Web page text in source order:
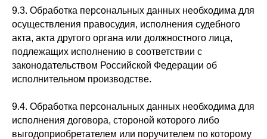
9.3. Обработка персональных данных необходима для
осуществления правосудия, исполнения судебного
акта, акта другого органа или должностного лица,
подлежащих исполнению в соответствии с
законодательством Российской Федерации об
исполнительном производстве.
9.4. Обработка персональных данных необходима для
исполнения договора, стороной которого либо
выгодоприобретателем или поручителем по которому